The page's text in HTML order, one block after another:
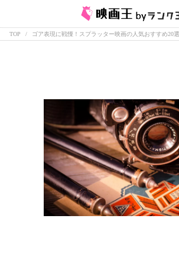
TOP ゴア表現に戦慄！スプラッター映画の人気おすすめ20